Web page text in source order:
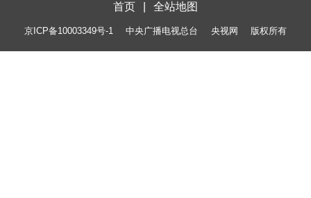
首页 全站地图
京ICP备10003349号-1 中央广播电视总台 央视网 版权所有